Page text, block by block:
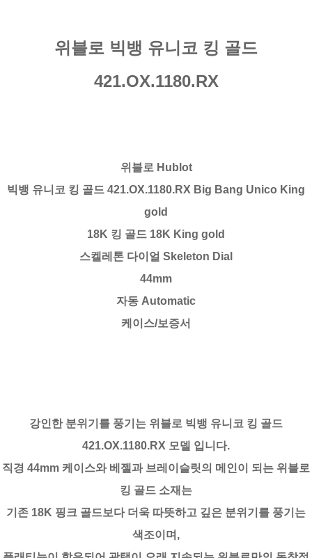
위블로 빅뱅 유니코 킹 골드
421.OX.1180.RX
위블로 Hublot
빅뱅 유니코 킹 골드 421.OX.1180.RX Big Bang Unico King
gold
18K 킹 골드 18K King gold
스켈레톤 다이얼 Skeleton Dial
44mm
자동 Automatic
케이스/보증서
강인한 분위기를 풍기는 위블로 빅뱅 유니코 킹 골드
421.OX.1180.RX 모델 입니다.
직경 44mm 케이스와 베젤과 브레이슬릿의 메인이 되는 위블로
킹 골드 소재는
기존 18K 핑크 골드보다 더욱 따뜻하고 깊은 분위기를 풍기는
색조이며,